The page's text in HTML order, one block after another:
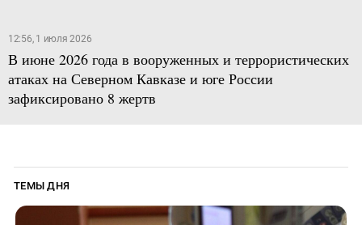
12:56, 1 июля 2026
В июне 2026 года в вооруженных и террористических
атаках на Северном Кавказе и юге России
зафиксировано 8 жертв
ТЕМЫ ДНЯ